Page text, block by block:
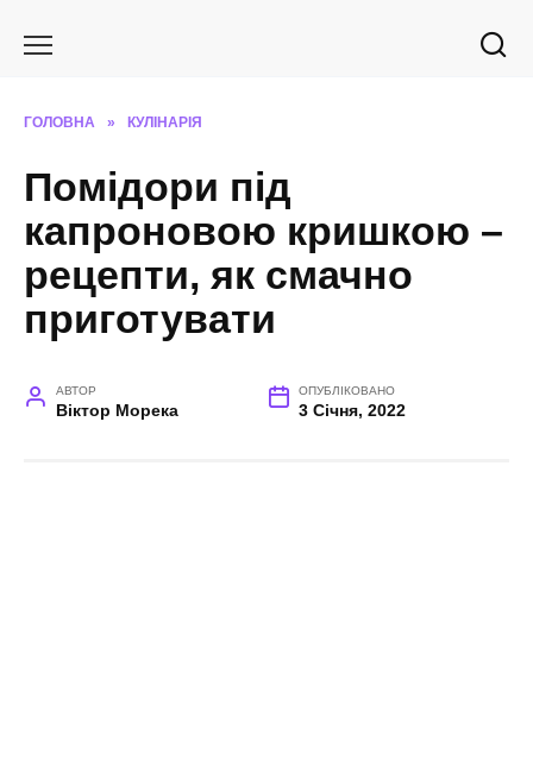
ГОЛОВНА » КУЛІНАРІЯ
Помідори під
капроновою кришкою –
рецепти, як смачно
приготувати
АВТОР
Віктор Морека
ОПУБЛІКОВАНО
3 Січня, 2022